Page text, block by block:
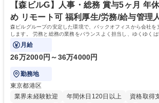
を込めてコミュニケーションをとりながら広報関連
す。 学歴・資格 学歴：大学院 大学 高専 短大 専修学校 高校 語学力： 資
格：
【森ビルG】人事・総務 賞与5ヶ月 年
め リモート可 福利厚生/労務/給与管理
森ビルグループの安定した環境で、バックオフィスから会社を
します。 労務と総務の業務をバランスよく担当し、ゆくゆくは
にも挑戦できる、やりがいある環境です。
月給
26万2000円～36万4000円
勤務地
東京都港区
業界未経験歓迎
年間休日120日以上 資格取得